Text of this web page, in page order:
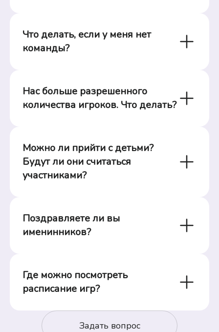
Что делать, если у меня нет
команды?
Нас больше разрешенного
количества игроков. Что делать?
Можно ли прийти с детьми?
Будут ли они считаться
участниками?
Поздравляете ли вы
именинников?
Где можно посмотреть
расписание игр?
Задать вопрос